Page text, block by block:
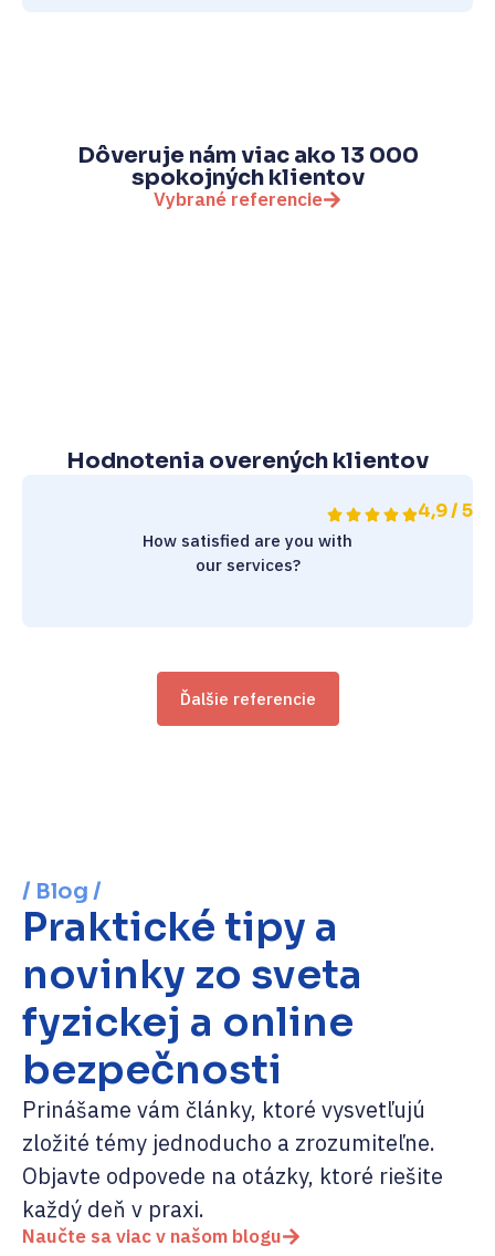
Dôveruje nám viac ako 13 000
spokojných klientov
Vybrané referencie
Hodnotenia overených klientov
4,9 / 5
How satisfied are you with
our services?
Ďalšie referencie
/ Blog /
Praktické tipy a
novinky zo sveta
fyzickej a online
bezpečnosti
Prinášame vám články, ktoré vysvetľujú
zložité témy jednoducho a zrozumiteľne.
Objavte odpovede na otázky, ktoré riešite
každý deň v praxi.
Naučte sa viac v našom blogu